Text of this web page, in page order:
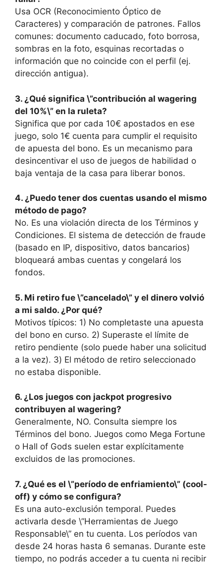
Usa OCR (Reconocimiento Óptico de
Caracteres) y comparación de patrones. Fallos
comunes: documento caducado, foto borrosa,
sombras en la foto, esquinas recortadas o
información que no coincide con el perfil (ej.
dirección antigua).
3. ¿Qué significa \”contribución al wagering
del 10%\” en la ruleta?
Significa que por cada 10€ apostados en ese
juego, solo 1€ cuenta para cumplir el requisito
de apuesta del bono. Es un mecanismo para
desincentivar el uso de juegos de habilidad o
baja ventaja de la casa para liberar bonos.
4. ¿Puedo tener dos cuentas usando el mismo
método de pago?
No. Es una violación directa de los Términos y
Condiciones. El sistema de detección de fraude
(basado en IP, dispositivo, datos bancarios)
bloqueará ambas cuentas y congelará los
fondos.
5. Mi retiro fue \”cancelado\” y el dinero volvió
a mi saldo. ¿Por qué?
Motivos típicos: 1) No completaste una apuesta
del bono en curso. 2) Superaste el límite de
retiro pendiente (solo puede haber una solicitud
a la vez). 3) El método de retiro seleccionado
no estaba disponible.
6. ¿Los juegos con jackpot progresivo
contribuyen al wagering?
Generalmente, NO. Consulta siempre los
Términos del bono. Juegos como Mega Fortune
o Hall of Gods suelen estar explícitamente
excluidos de las promociones.
7. ¿Qué es el \”período de enfriamiento\” (cool-
off) y cómo se configura?
Es una auto-exclusión temporal. Puedes
activarla desde \”Herramientas de Juego
Responsable\” en tu cuenta. Los períodos van
desde 24 horas hasta 6 semanas. Durante este
tiempo, no podrás acceder a tu cuenta ni recibir